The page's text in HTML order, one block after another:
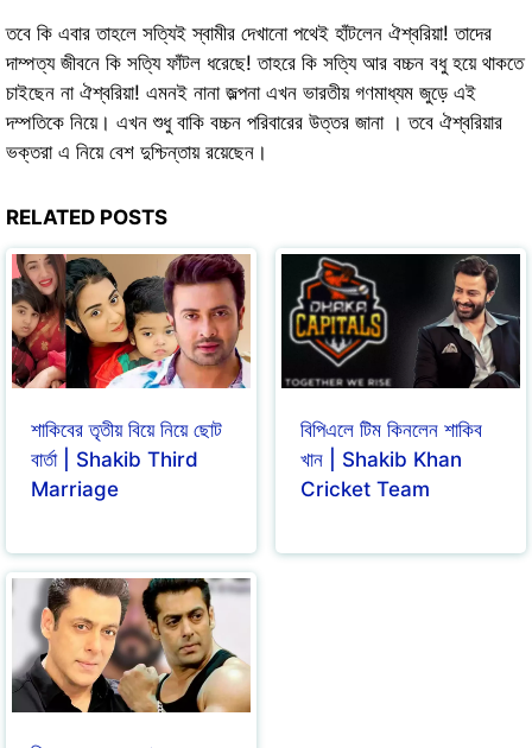
তবে কি এবার তাহলে সত্যিই স্বামীর দেখানো পথেই হাঁটলেন ঐশ্বরিয়া! তাদের
দাম্পত্য জীবনে কি সত্যি ফাঁটল ধরেছে! তাহরে কি সত্যি আর বচ্চন বধু হয়ে থাকতে
চাইছেন না ঐশ্বরিয়া! এমনই নানা জল্পনা এখন ভারতীয় গণমাধ্যম জুড়ে এই
দম্পতিকে নিয়ে। এখন শুধু বাকি বচ্চন পরিবারের উত্তর জানা । তবে ঐশ্বরিয়ার
ভক্তরা এ নিয়ে বেশ দুশ্চিন্তায় রয়েছেন।
RELATED POSTS
শাকিবের তৃতীয় বিয়ে নিয়ে ছোট
বার্তা | Shakib Third
Marriage
বিপিএলে টিম কিনলেন শাকিব
খান | Shakib Khan
Cricket Team